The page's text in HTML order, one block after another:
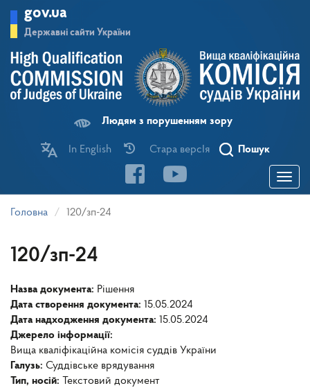
основного
матеріалу
gov.ua
Державні сайти України
Людям з порушенням зору
In English Стара версІя Пошук
Toggle
Головна 120/зп-24
120/зп-24
Назва документа: Рішення
Дата створення документа: 15.05.2024
Дата надходження документа: 15.05.2024
Джерело інформації:
Вища кваліфікаційна комісія суддів України
Галузь: Суддівське врядування
Тип, носій:
Текстовий документ